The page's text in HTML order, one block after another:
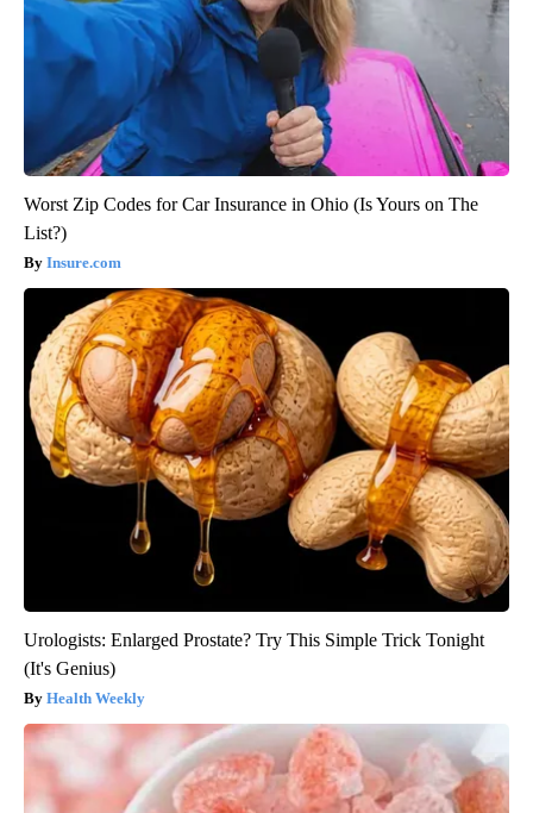
Worst Zip Codes for Car Insurance in Ohio (Is Yours on The
List?)
Insure.com
Urologists: Enlarged Prostate? Try This Simple Trick Tonight
(It's Genius)
Health Weekly